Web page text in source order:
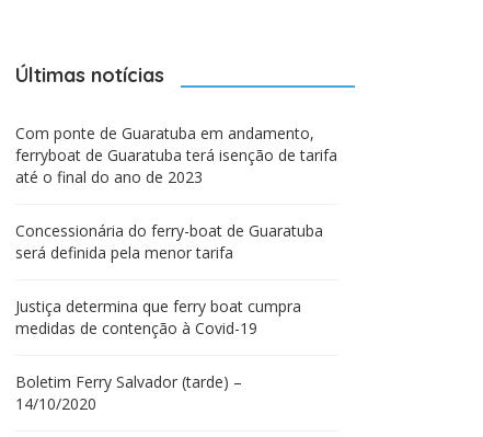
Últimas notícias
Com ponte de Guaratuba em andamento,
ferryboat de Guaratuba terá isenção de tarifa
até o final do ano de 2023
Concessionária do ferry-boat de Guaratuba
será definida pela menor tarifa
Justiça determina que ferry boat cumpra
medidas de contenção à Covid-19
Boletim Ferry Salvador (tarde) –
14/10/2020